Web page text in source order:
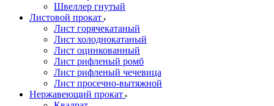
Швеллер гнутый
Листовой прокат
Лист горячекатаный
Лист холоднокатаный
Лист оцинкованный
Лист рифленый ромб
Лист рифленый чечевица
Лист просечно-вытяжной
Нержавеющий прокат